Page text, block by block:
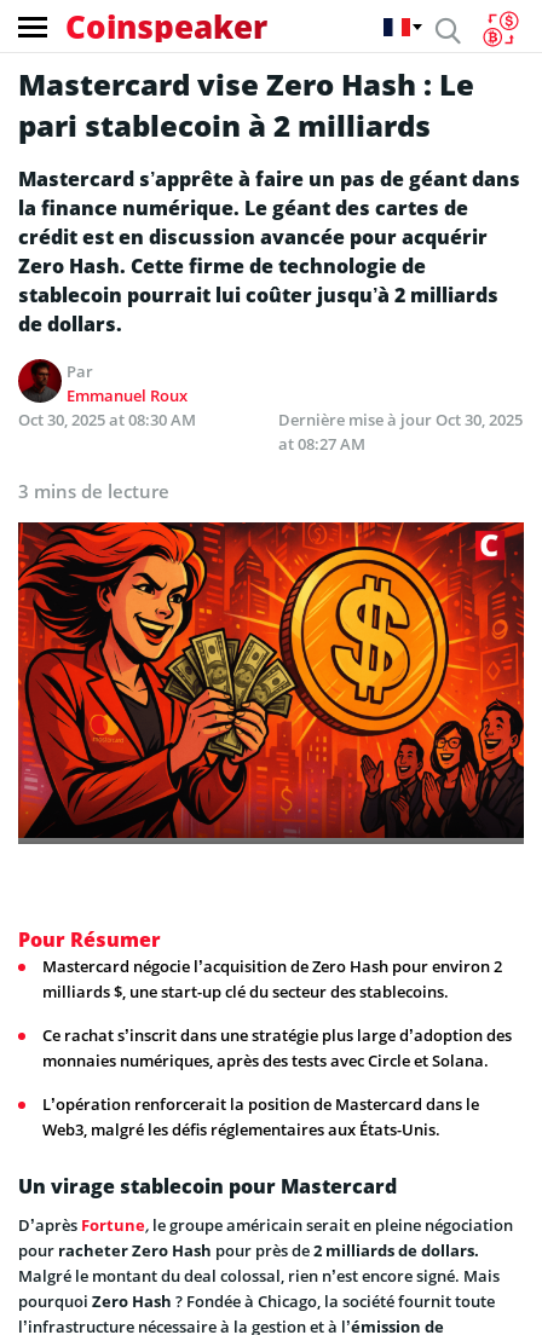
Coinspeaker
Mastercard vise Zero Hash : Le
pari stablecoin à 2 milliards
Mastercard s’apprête à faire un pas de géant dans
la finance numérique. Le géant des cartes de
crédit est en discussion avancée pour acquérir
Zero Hash. Cette firme de technologie de
stablecoin pourrait lui coûter jusqu’à 2 milliards
de dollars.
Par
Emmanuel Roux
Oct 30, 2025 at 08:30 AM
Dernière mise à jourOct 30, 2025
at 08:27 AM
3 mins de lecture
Pour Résumer
Mastercard négocie l’acquisition de Zero Hash pour environ 2
milliards $, une start-up clé du secteur des stablecoins.
Ce rachat s’inscrit dans une stratégie plus large d’adoption des
monnaies numériques, après des tests avec Circle et Solana.
L’opération renforcerait la position de Mastercard dans le
Web3, malgré les défis réglementaires aux États-Unis.
Un virage stablecoin pour Mastercard
D’après Fortune, le groupe américain serait en pleine négociation
pour racheter Zero Hash pour près de2 milliards de dollars.
Malgré le montant du deal colossal, rien n’est encore signé. Mais
pourquoi Zero Hash ? Fondée à Chicago, la société fournit toute
l’infrastructure nécessaire à la gestion et à l’émission de